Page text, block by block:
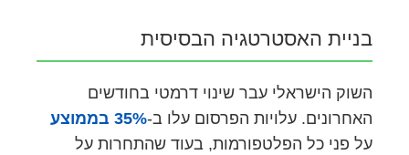
בניית האסטרטגיה הבסיסית
השוק הישראלי עבר שינוי דרמטי בחודשים
האחרונים. עלויות הפרסום עלו ב-35% בממוצע
על פני כל הפלטפורמות, בעוד שהתחרות על